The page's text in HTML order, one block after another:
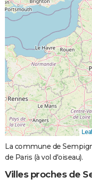
La commune de
de Paris (à vol d'oiseau).
Villes proches de